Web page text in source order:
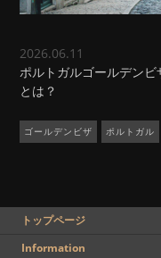
2026.06.11
ポルトガルゴールデンビ
とは？
ゴールデンビザ ポルトガル
トップページ
Information